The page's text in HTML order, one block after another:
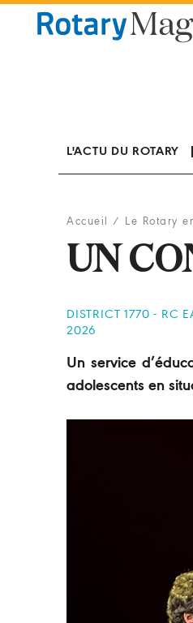
L'ACTU DU ROTARY
Accueil / Le Rotary
UN
DISTRICT 1770 - RC
2026
Un service
adolescents en
Panneau de gestion des